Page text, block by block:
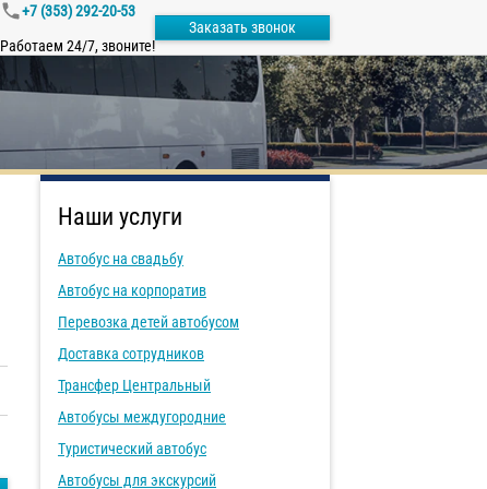
+7 (353) 292-20-53
Работаем 24/7, звоните!
Заказать звонок
Наши услуги
Автобус на свадьбу
Автобус на корпоратив
Перевозка детей автобусом
Доставка сотрудников
Трансфер Центральный
Автобусы междугородние
Туристический автобус
Автобусы для экскурсий